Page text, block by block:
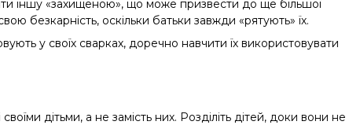
іншу «захищеною», що може призвести до ще більшої
безкарність, оскільки батьки завжди «рятують» їх.
у своїх сварках, доречно навчити їх використовувати
дітьми, а не замість них. Розділіть дітей, доки вони не